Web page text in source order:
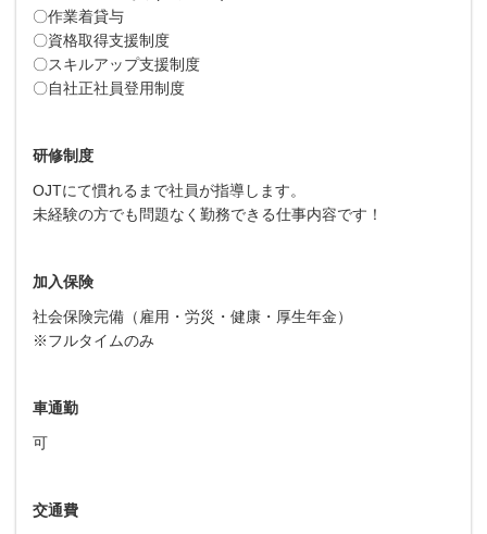
〇作業着貸与
〇資格取得支援制度
〇スキルアップ支援制度
〇自社正社員登用制度
研修制度
OJTにて慣れるまで社員が指導します。
未経験の方でも問題なく勤務できる仕事内容です！
加入保険
社会保険完備（雇用・労災・健康・厚生年金）
※フルタイムのみ
車通勤
可
交通費